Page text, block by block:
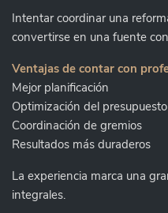
Intentar coordinar una
convertirse en una fuente
Ventajas de contar con
Mejor planificación
Optimización del presupuesto
Coordinación de gremios
Resultados más duraderos
La experiencia marca una
integrales.